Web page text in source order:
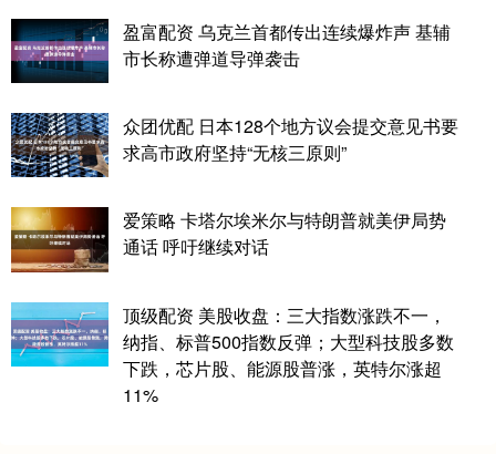
盈富配资 乌克兰首都传出连续爆炸声 基辅
市长称遭弹道导弹袭击
众团优配 日本128个地方议会提交意见书要
求高市政府坚持“无核三原则”
爱策略 卡塔尔埃米尔与特朗普就美伊局势
通话 呼吁继续对话
顶级配资 美股收盘：三大指数涨跌不一，
纳指、标普500指数反弹；大型科技股多数
下跌，芯片股、能源股普涨，英特尔涨超
11%